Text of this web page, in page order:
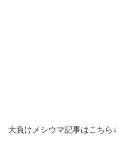
大負けメシウマ記事はこちら↓